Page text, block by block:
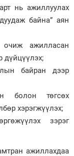
нь ажиллуулах
байна” аян
очиж ажилласан
дүйцүүлэх;
байран дээр
болон төгсөх
хэрэгжүүлэх;
зэрэг
ажиллахдаа